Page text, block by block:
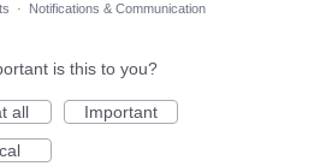
· Notifications & Communication
is this to you?
all
Important